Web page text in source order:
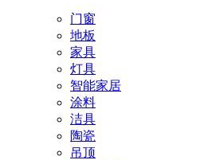
门窗
地板
家具
灯具
智能家居
涂料
洁具
陶瓷
吊顶